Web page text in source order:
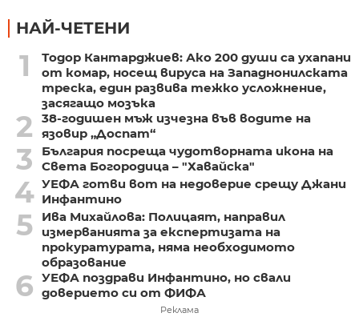
НАЙ-ЧЕТЕНИ
1
Тодор Кантарджиев: Ако 200 души са ухапани
от комар, носещ вируса на Западнонилската
треска, един развива тежко усложнение,
засягащо мозъка
2
38-годишен мъж изчезна във водите на
язовир „Доспат“
3
България посреща чудотворната икона на
Света Богородица – "Хавайска"
4 УЕФА готви вот на недоверие срещу Джани
Инфантино
5
Ива Михайлова: Полицаят, направил
измерванията за експертизата на
прокуратурата, няма необходимото
образование
6 УЕФА поздрави Инфантино, но свали
доверието си от ФИФА
Реклама